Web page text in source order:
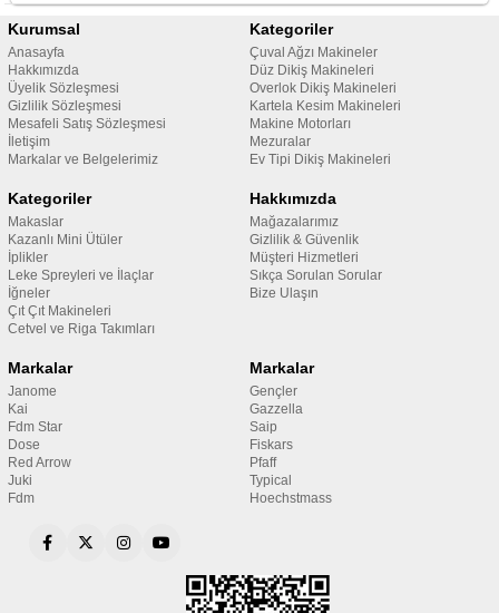
Kurumsal
Anasayfa
Hakkımızda
Üyelik Sözleşmesi
Gizlilik Sözleşmesi
Mesafeli Satış Sözleşmesi
İletişim
Markalar ve Belgelerimiz
Kategoriler
Çuval Ağzı Makineler
Düz Dikiş Makineleri
Overlok Dikiş Makineleri
Kartela Kesim Makineleri
Makine Motorları
Mezuralar
Ev Tipi Dikiş Makineleri
Kategoriler
Makaslar
Kazanlı Mini Ütüler
İplikler
Leke Spreyleri ve İlaçlar
İğneler
Çıt Çıt Makineleri
Cetvel ve Riga Takımları
Hakkımızda
Mağazalarımız
Gizlilik & Güvenlik
Müşteri Hizmetleri
Sıkça Sorulan Sorular
Bize Ulaşın
Markalar
Janome
Kai
Fdm Star
Dose
Red Arrow
Juki
Fdm
Markalar
Gençler
Gazzella
Saip
Fiskars
Pfaff
Typical
Hoechstmass